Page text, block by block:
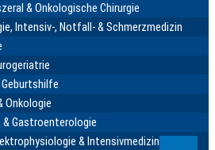
& Onkologische Chirurgie
Intensiv-, Notfall- & Schmerzmedizin
Geburtshilfe
Onkologie
& Gastroenterologie
& Intensivmedizin